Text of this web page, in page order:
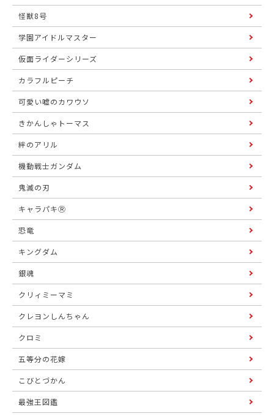
怪獣8号
学園アイドルマスター
仮面ライダーシリーズ
カラフルピーチ
可愛い嘘のカワウソ
きかんしゃトーマス
絆のアリル
機動戦士ガンダム
鬼滅の刃
キャラパキⓇ
恐竜
キングダム
銀魂
クリィミーマミ
クレヨンしんちゃん
クロミ
五等分の花嫁
こびとづかん
最強王図鑑